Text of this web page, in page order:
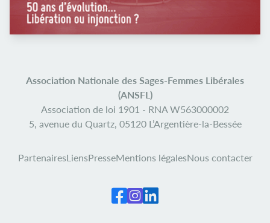
Association Nationale des Sages-Femmes Libérales
(ANSFL)
Association de loi 1901 - RNA W563000002
5, avenue du Quartz, 05120 L’Argentière-la-Bessée
PartenairesLiensPresseMentions légalesNous contacter